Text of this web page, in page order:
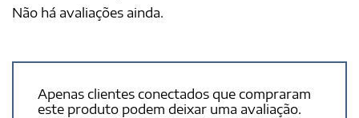
Não há avaliações ainda.
Apenas clientes conectados que compraram
este produto podem deixar uma avaliação.